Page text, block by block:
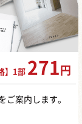
】1部 271 円
ご案内します。